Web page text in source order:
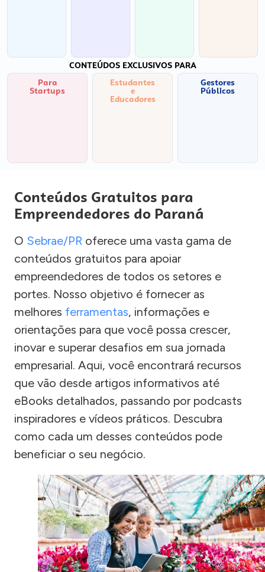
CONTEÚDOS EXCLUSIVOS PARA
Para
Startups
Estudantes
e
Educadores
Gestores
Públicos
Conteúdos Gratuitos para
Empreendedores do Paraná
O Sebrae/PR oferece uma vasta gama de
conteúdos gratuitos para apoiar
empreendedores de todos os setores e
portes. Nosso objetivo é fornecer as
melhores ferramentas, informações e
orientações para que você possa crescer,
inovar e superar desafios em sua jornada
empresarial. Aqui, você encontrará recursos
que vão desde artigos informativos até
eBooks detalhados, passando por podcasts
inspiradores e vídeos práticos. Descubra
como cada um desses conteúdos pode
beneficiar o seu negócio.